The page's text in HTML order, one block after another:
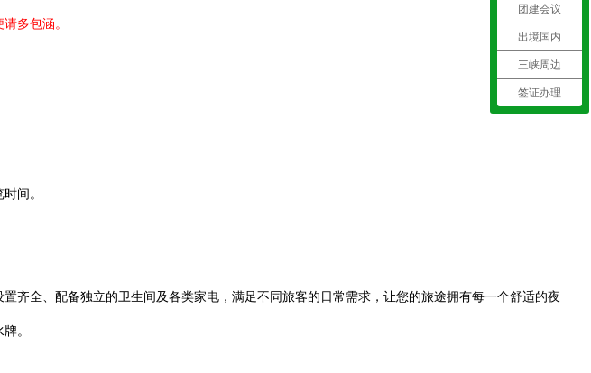
多包涵。
间。
齐全、配备独立的卫生间及各类家电，满足不同旅客的日常需求，让您的旅途拥有每一个舒适的夜
。
团建会议
出境国内
三峡周边
签证办理